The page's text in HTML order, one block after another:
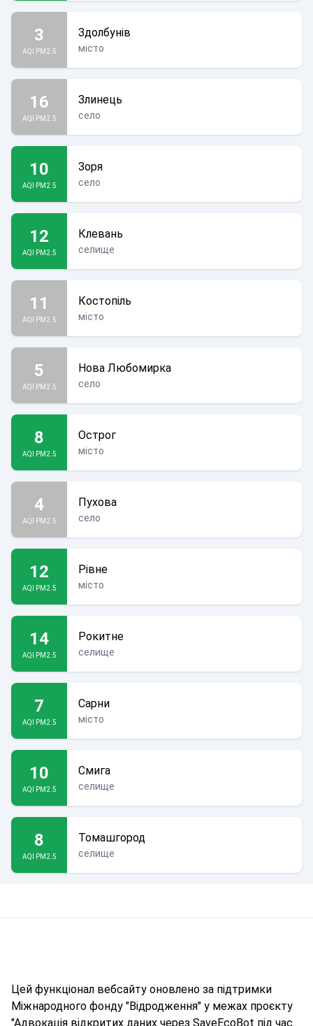
3
AQI PM2.5
Здолбунів
місто
16
AQI PM2.5
Злинець
село
10
AQI PM2.5
Зоря
село
12
AQI PM2.5
Клевань
селище
11
AQI PM2.5
Костопіль
місто
5
AQI PM2.5
Нова Любомирка
село
8
AQI PM2.5
Острог
місто
4
AQI PM2.5
Пухова
село
12
AQI PM2.5
Рівне
місто
14
AQI PM2.5
Рокитне
селище
7
AQI PM2.5
Сарни
місто
10
AQI PM2.5
Смига
селище
8
AQI PM2.5
Томашгород
селище
Цей функціонал вебсайту оновлено за підтримки
Міжнародного фонду "Відродження" у межах проєкту
"Адвокація відкритих даних через SaveEcoBot під час